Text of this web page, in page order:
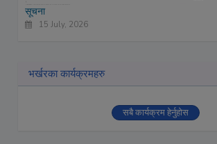
सूचना
15 July, 2026
भर्खरका कार्यक्रमहरु
सबै कार्यक्रम हेर्नुहोस